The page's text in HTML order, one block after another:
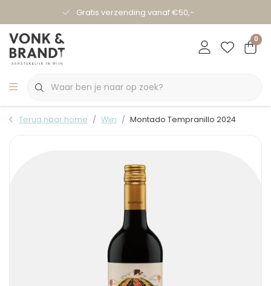
Gratis verzending vanaf €50,-
0
Terug naar home Wijn Montado Tempranillo 2024